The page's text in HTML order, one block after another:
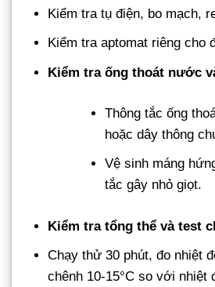
Kiểm tra tụ điện, bo mạch,
Kiểm tra aptomat riêng cho
Kiểm tra ống thoát nước
Thông tắc ống
hoặc dây thông
Vệ sinh máng
tắc gây nhỏ giọt.
Kiểm tra tổng thể và test
Chạy thử 30 phút, đo nhiệt
chênh 10-15°C so với nhiệt